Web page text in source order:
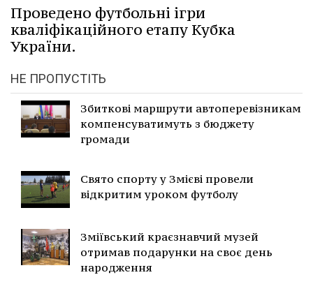
Проведено футбольні ігри
кваліфікаційного етапу Кубка
України.
НЕ ПРОПУСТІТЬ
Збиткові маршрути автоперевізникам
компенсуватимуть з бюджету
громади
Свято спорту у Змієві провели
відкритим уроком футболу
Зміївський краєзнавчий музей
отримав подарунки на своє день
народження